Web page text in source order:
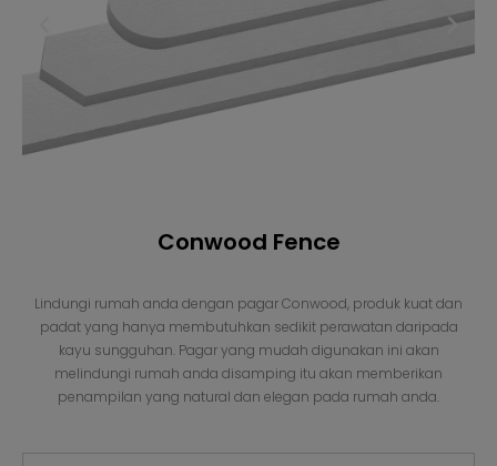
Conwood Fence
Lindungi rumah anda dengan pagar Conwood, produk kuat dan
padat yang hanya membutuhkan sedikit perawatan daripada
kayu sungguhan. Pagar yang mudah digunakan ini akan
melindungi rumah anda disamping itu akan memberikan
penampilan yang natural dan elegan pada rumah anda.